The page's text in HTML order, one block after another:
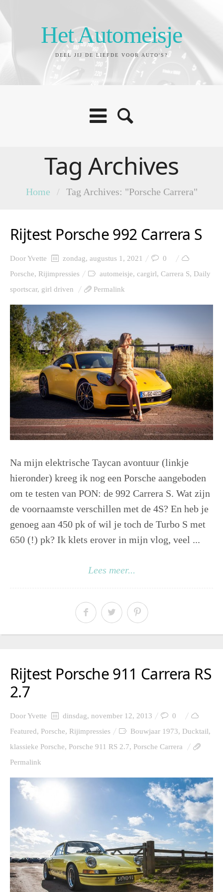
Het Automeisje
DEEL JIJ DE LIEFDE VOOR AUTO'S?
Tag Archives
Home / Tag Archives: "Porsche Carrera"
Rijtest Porsche 992 Carrera S
DoorYvette zondag, augustus 1, 2021
0
Porsche, Rijimpressies automeisje, cargirl, Carrera S, Daily
sportscar, girl driven Permalink
Na mijn elektrische Taycan avontuur (linkje
hieronder) kreeg ik nog een Porsche aangeboden
om te testen van PON: de 992 Carrera S. Wat zijn
de voornaamste verschillen met de 4S? En heb je
genoeg aan 450 pk of wil je toch de Turbo S met
650 (!) pk? Ik klets erover in mijn vlog, veel ...
Lees meer...
Rijtest Porsche 911 Carrera RS
2.7
DoorYvette dinsdag, november 12, 2013
0
Featured, Porsche, Rijimpressies Bouwjaar 1973, Ducktail,
klassieke Porsche, Porsche 911 RS 2.7, Porsche Carrera
Permalink